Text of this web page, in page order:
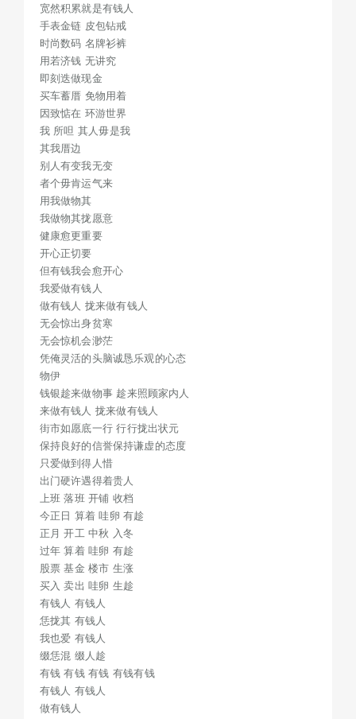
凭俺灵活的头脑诚恳乐观的心态
钱银趁来做物事 趁来照顾家内人
街市如愿底一行 行行拢出状元
保持良好的信誉保持谦虚的态度
上班 落班 开铺 收档
今正日 算着 哇卵 有趁
正月 开工 中秋 入冬
过年 算着 哇卵 有趁
买入 卖出 哇卵 生趁
有钱易做好人
宽然积累就是有钱人
手表金链 皮包钻戒
时尚数码 名牌衫裤
用若济钱 无讲究
即刻迭做现金
买车蓄厝 免物用着
因致惦在 环游世界
我 所呾 其人毋是我
其我厝边
别人有变我无变
者个毋肯运气来
用我做物其
我做物其拢愿意
健康愈更重要
开心正切要
但有钱我会愈开心
我爱做有钱人
做有钱人 拢来做有钱人
无会惊出身贫寒
无会惊机会渺茫
凭俺灵活的头脑诚恳乐观的心态
物伊
钱银趁来做物事 趁来照顾家内人
来做有钱人 拢来做有钱人
街市如愿底一行 行行拢出状元
保持良好的信誉保持谦虚的态度
只爱做到得人惜
出门硬许遇得着贵人
上班 落班 开铺 收档
今正日 算着 哇卵 有趁
正月 开工 中秋 入冬
过年 算着 哇卵 有趁
股票 基金 楼市 生涨
买入 卖出 哇卵 生趁
有钱人 有钱人
恁拢其 有钱人
我也爱 有钱人
缀恁混 缀人趁
有钱 有钱 有钱 有钱有钱
有钱人 有钱人
做有钱人